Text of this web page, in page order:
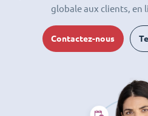
globale aux clients, en
Contactez-nous